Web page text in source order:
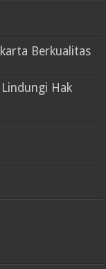
Berkualitas
Hak